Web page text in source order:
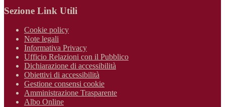
Sezione Link Utili
Cookie policy
Note legali
Informativa Privacy
Ufficio Relazioni con il Pubblico
Dichiarazione di accessibilità
Obiettivi di accessibilità
Gestione consensi cookie
Amministrazione Trasparente
Albo Online